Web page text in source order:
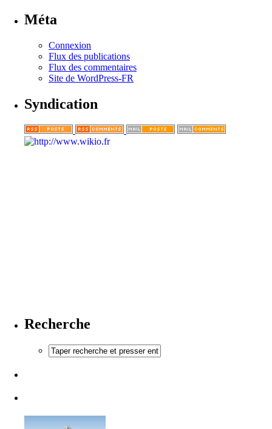
Méta
Connexion
Flux des publications
Flux des commentaires
Site de WordPress-FR
Syndication
Recherche